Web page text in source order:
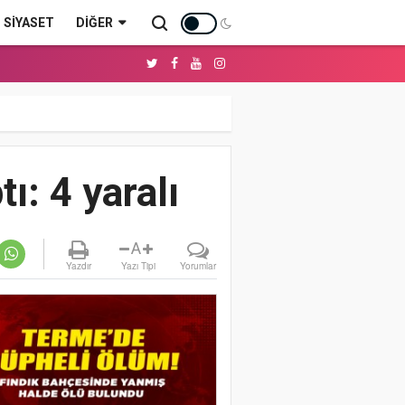
SİYASET DIĞER
4 yaralı
Yazdır
A
Yazı Tipi Yorumlar